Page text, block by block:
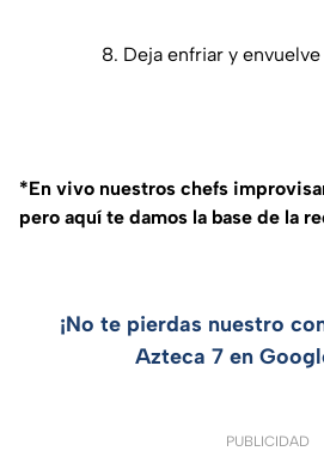
​8.​ Deja enfriar y envuelve
*En vivo nuestros chefs
pero aquí te damos la base de la
¡No te pierdas nuestro
Azteca 7 en
PUBLICIDAD